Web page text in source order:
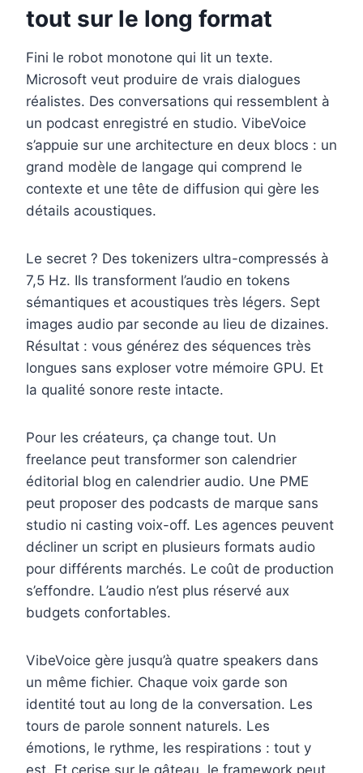
tout sur le long format
Fini le robot monotone qui lit un texte.
Microsoft veut produire de vrais dialogues
réalistes. Des conversations qui ressemblent à
un podcast enregistré en studio. VibeVoice
s’appuie sur une architecture en deux blocs : un
grand modèle de langage qui comprend le
contexte et une tête de diffusion qui gère les
détails acoustiques.
Le secret ? Des tokenizers ultra-compressés à
7,5 Hz. Ils transforment l’audio en tokens
sémantiques et acoustiques très légers. Sept
images audio par seconde au lieu de dizaines.
Résultat : vous générez des séquences très
longues sans exploser votre mémoire GPU. Et
la qualité sonore reste intacte.
Pour les créateurs, ça change tout. Un
freelance peut transformer son calendrier
éditorial blog en calendrier audio. Une PME
peut proposer des podcasts de marque sans
studio ni casting voix-off. Les agences peuvent
décliner un script en plusieurs formats audio
pour différents marchés. Le coût de production
s’effondre. L’audio n’est plus réservé aux
budgets confortables.
VibeVoice gère jusqu’à quatre speakers dans
un même fichier. Chaque voix garde son
identité tout au long de la conversation. Les
tours de parole sonnent naturels. Les
émotions, le rythme, les respirations : tout y